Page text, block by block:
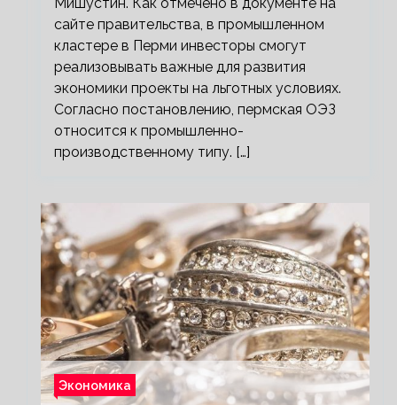
сайте правительства, в промышленном
кластере в Перми инвесторы смогут
реализовывать важные для развития
экономики проекты на льготных условиях.
Согласно постановлению, пермская ОЭЗ
относится к промышленно-
производственному типу. […]
Экономика